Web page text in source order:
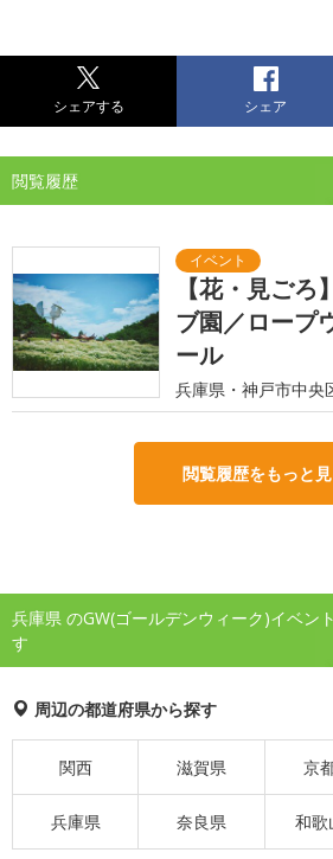
シェアする シェア
閲覧履歴
【花・見ご
ブ園／ロー
ール
兵庫県・神戸市中央
閲覧履歴をもっと
兵庫県 のGW(ゴールデンウィーク)イベン
す
周辺の都道府県から探す
関西 滋賀県 京
兵庫県 奈良県 和歌